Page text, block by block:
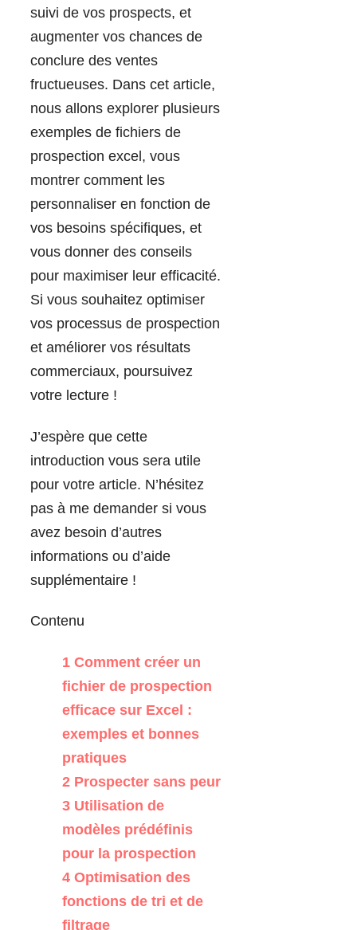
suivi de vos prospects, et
augmenter vos chances de
conclure des ventes
fructueuses. Dans cet article,
nous allons explorer plusieurs
exemples de fichiers de
prospection excel, vous
montrer comment les
personnaliser en fonction de
vos besoins spécifiques, et
vous donner des conseils
pour maximiser leur efficacité.
Si vous souhaitez optimiser
vos processus de prospection
et améliorer vos résultats
commerciaux, poursuivez
votre lecture !
J’espère que cette
introduction vous sera utile
pour votre article. N’hésitez
pas à me demander si vous
avez besoin d’autres
informations ou d’aide
supplémentaire !
Contenu
1 Comment créer un
fichier de prospection
efficace sur Excel :
exemples et bonnes
pratiques
2 Prospecter sans peur
3 Utilisation de
modèles prédéfinis
pour la prospection
4 Optimisation des
fonctions de tri et de
filtrage